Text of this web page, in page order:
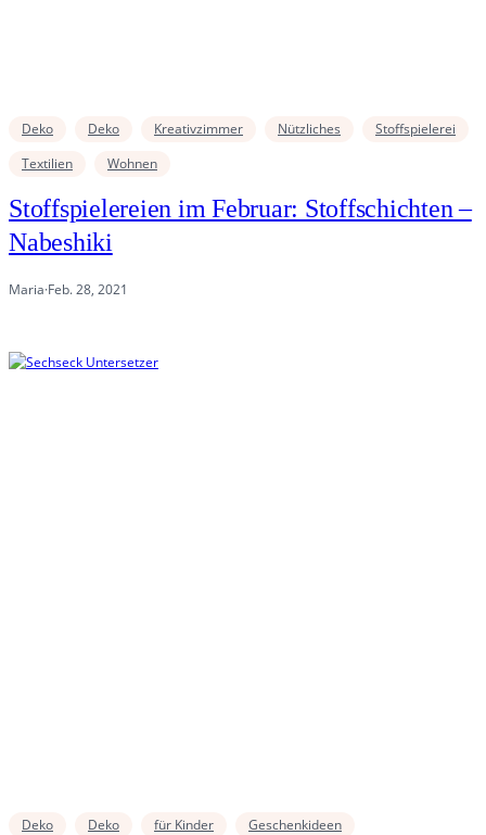
Deko Deko Kreativzimmer Nützliches
Stoffspielerei
Textilien
Wohnen
Stoffspielereien im Februar: Stoffschichten –
Nabeshiki
Maria·Feb. 28, 2021
Deko Deko für Kinder
Geschenkideen